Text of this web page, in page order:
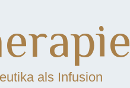
als Infusion